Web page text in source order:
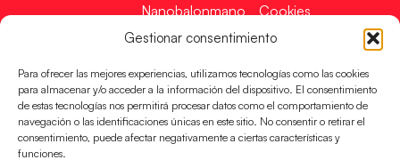
Gestionar consentimiento
Para ofrecer las mejores experiencias, utilizamos tecnologías como las cookies
para almacenar y/o acceder a la información del dispositivo. El consentimiento
de estas tecnologías nos permitirá procesar datos como el comportamiento de
navegación o las identificaciones únicas en este sitio. No consentir o retirar el
consentimiento, puede afectar negativamente a ciertas características y
funciones.
Nanobalonmano
Tienda
Cookies
Mapa Web
Incidencias
CONTACTO
EN
FINANCIADO